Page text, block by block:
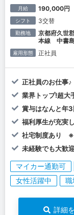
月給 190,000円
シフト 3交替
勤務地
京都府久世
本線 中書
雇用形態 正社員
正社員のお仕事♪
業界トップ!超大
賞与はなんと年
福利厚生が充実
社宅制度あり ※
未経験でも大歓
マイカー通勤可
女性活躍中
職
詳細